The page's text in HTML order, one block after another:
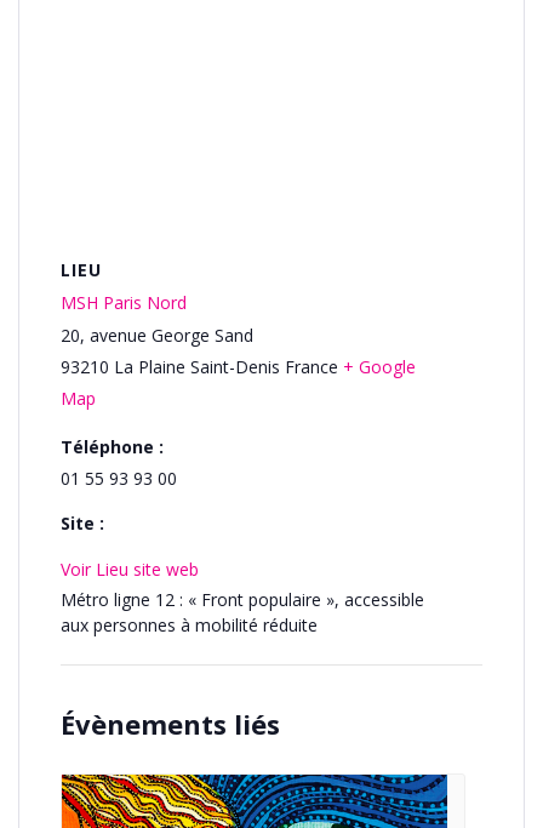
LIEU
MSH Paris Nord
20, avenue George Sand
93210 La Plaine Saint-Denis France + Google
Map
Téléphone :
01 55 93 93 00
Site :
Voir Lieu site web
Métro ligne 12 : « Front populaire », accessible
aux personnes à mobilité réduite
Évènements liés